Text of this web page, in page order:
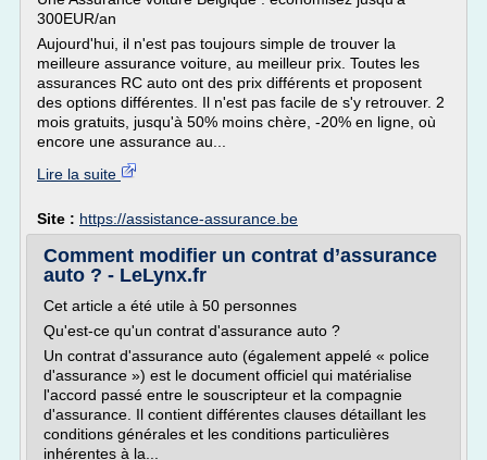
300EUR/an
Aujourd'hui, il n'est pas toujours simple de trouver la
meilleure assurance voiture, au meilleur prix. Toutes les
assurances RC auto ont des prix différents et proposent
des options différentes. Il n'est pas facile de s'y retrouver. 2
mois gratuits, jusqu'à 50% moins chère, -20% en ligne, où
encore une assurance au...
Lire la suite
Site : https://assistance-assurance.be
Comment modifier un contrat d’assurance
auto ? - LeLynx.fr
Cet article a été utile à 50 personnes
Qu'est-ce qu'un contrat d'assurance auto ?
Un contrat d'assurance auto (également appelé « police
d'assurance ») est le document officiel qui matérialise
l'accord passé entre le souscripteur et la compagnie
d'assurance. Il contient différentes clauses détaillant les
conditions générales et les conditions particulières
inhérentes à la...